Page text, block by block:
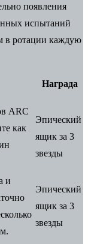
появления
испытаний
в ротации каждую
Награда
ARC
как
Эпический
ящик за 3
звезды
и
Эпический
ящик за 3
звезды